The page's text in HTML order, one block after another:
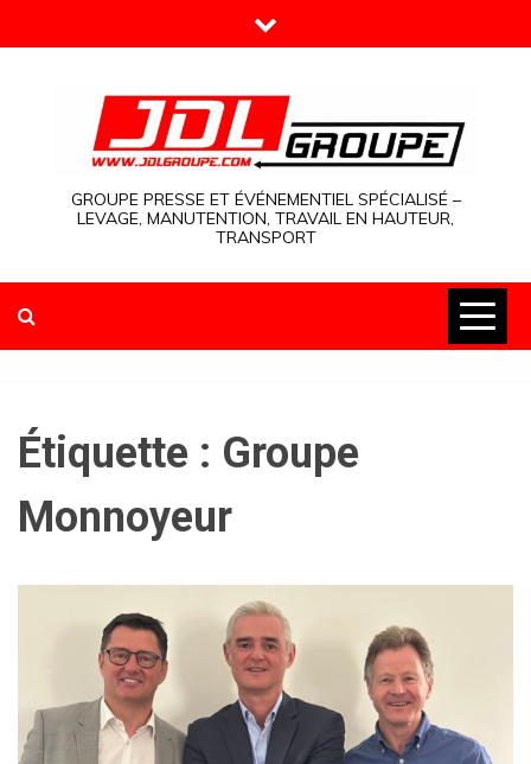
to
GROUPE PRESSE ET ÉVÉNEMENTIEL SPÉCIALISÉ –
LEVAGE, MANUTENTION, TRAVAIL EN HAUTEUR,
TRANSPORT
Étiquette : Groupe
Monnoyeur